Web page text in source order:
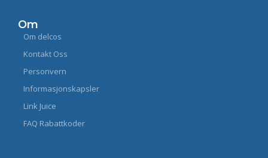
Om
Om delcos
Kontakt Oss
Personvern
Informasjonskapsler
Link Juice
FAQ Rabattkoder